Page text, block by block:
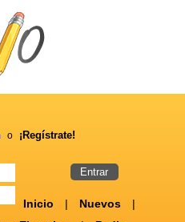
o ¡Regístrate!
Inicio | Nuevos
|